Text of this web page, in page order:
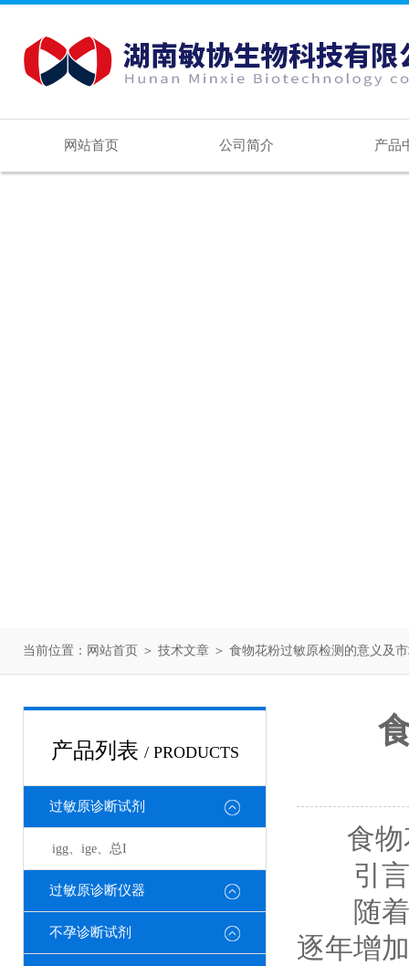
网站首页 公司简介 产品
当前位置： 网站首页 ＞ 技术文章 ＞ 食物花粉过敏原检测的意义及
产品列表 / PRODUCTS
过敏原诊断试剂
igg、ige、总I
过敏原诊断仪器
不孕诊断试剂
食物
引言
随着
逐年增